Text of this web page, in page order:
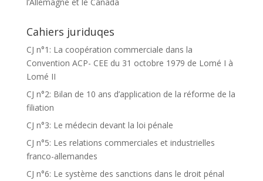
Cahiers juriduqes
CJ n°1: La coopération commerciale dans la
Convention ACP- CEE du 31 octobre 1979 de Lomé I à
Lomé II
CJ n°2: Bilan de 10 ans d’application de la réforme de la
filiation
CJ n°3: Le médecin devant la loi pénale
CJ n°5: Les relations commerciales et industrielles
franco-allemandes
CJ n°6: Le système des sanctions dans le droit pénal